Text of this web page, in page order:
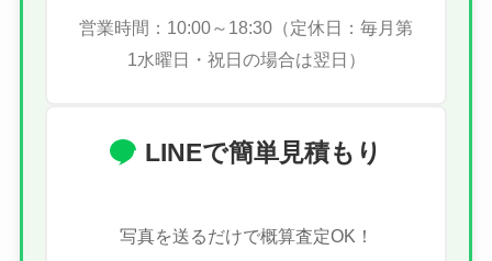
営業時間：10:00～18:30（定休日：毎月第
1水曜日・祝日の場合は翌日）
LINEで簡単見積もり
写真を送るだけで概算査定OK！